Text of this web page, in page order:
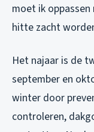
moet ik
hitte zacht
Het najaar is de
september en
winter door
controleren,